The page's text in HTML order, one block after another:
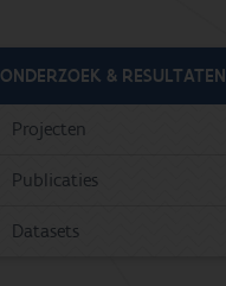
ONDERZOEK & RESULTATEN
Projecten
Publicaties
Datasets